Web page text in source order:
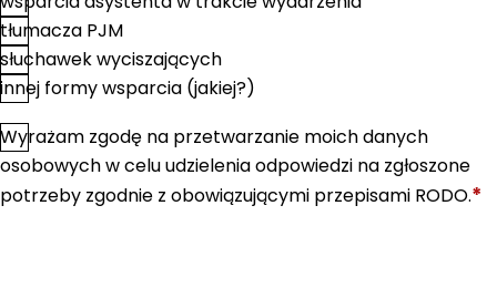
tłumacza PJM
słuchawek wyciszających
innej formy wsparcia (jakiej?)
Zgoda*
Wyrażam zgodę na przetwarzanie moich danych
osobowych w celu udzielenia odpowiedzi na zgłoszone
potrzeby zgodnie z obowiązującymi przepisami RODO.*